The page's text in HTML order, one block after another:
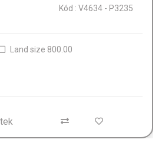
Szobák 4 Fürdőszobák
Land size
Részletek